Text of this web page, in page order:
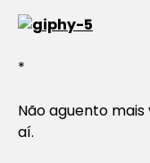
*
Não aguento
aí.